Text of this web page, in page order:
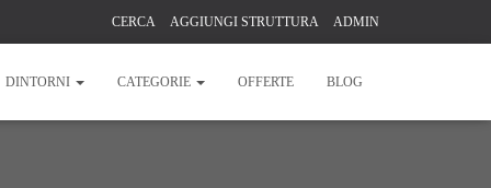
CERCA AGGIUNGI STRUTTURA ADMIN
DINTORNI CATEGORIE OFFERTE BLOG